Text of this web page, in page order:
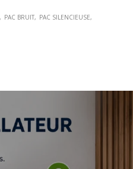
PAC BRUIT
PAC SILENCIEUSE